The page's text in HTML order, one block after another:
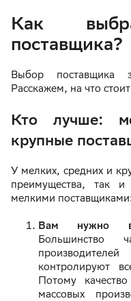
Как
поставщика?
Выбор поставщика
Расскажем, на что
Кто лучше:
крупные
У мелких, средних и
преимущества, так
мелкими
Вам нужно
Большинство
контролируют
Потому
массовых